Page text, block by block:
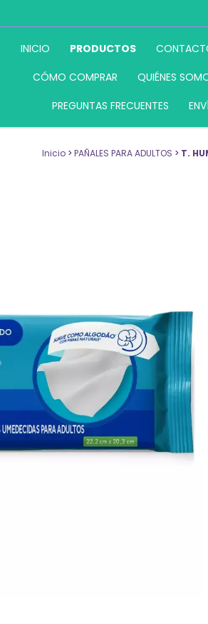
INICIO PRODUCTOS
CÓMO COMPRAR
QUIÉNES
PREGUNTAS FRECUENTES
Inicio > PAÑALES PARA ADULTOS > T.